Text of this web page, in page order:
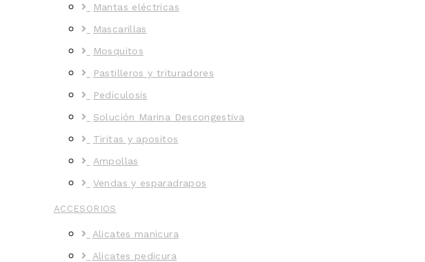
Mantas eléctricas
Mascarillas
Mosquitos
Pastilleros y trituradores
Pediculosis
Solución Marina Descongestiva
Tiritas y apositos
Ampollas
Vendas y esparadrapos
ACCESORIOS
Alicates manicura
Alicates pedicura